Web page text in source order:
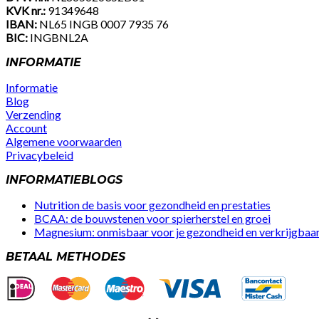
KVK nr.: 91349648
IBAN: NL65 INGB 0007 7935 76
BIC: INGBNL2A
INFORMATIE
Informatie
Blog
Verzending
Account
Algemene voorwaarden
Privacybeleid
INFORMATIEBLOGS
Nutrition de basis voor gezondheid en prestaties
BCAA: de bouwstenen voor spierherstel en groei
Magnesium: onmisbaar voor je gezondheid en
BETAAL METHODES